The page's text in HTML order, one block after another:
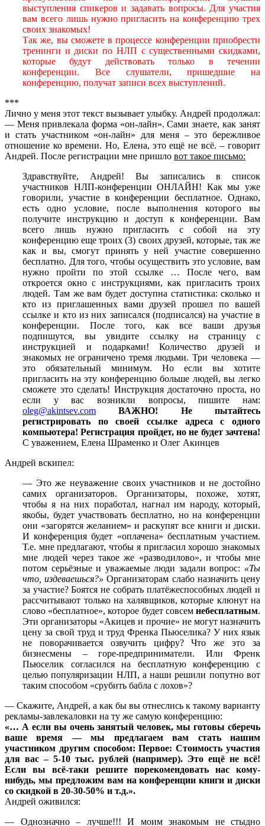
выступления спикеров и задавать вопросы. Для участия
вам всего лишь нужно пригласить на конференцию трех
своих знакомых!
Так же, вы сможете в процессе конференции приобрести
тренинги и диски по НЛП с существенными скидками,
которые будут действовать только в течении
конференции. Все слушатели, пришедшие на
конференцию, получат записи всех выступлений.
***
Лично у меня этот текст вызывает улыбку. Андрей продолжал:
— Меня привлекала форма «он-лайн». Сами знаете, как занят
и стать участником «он-лайн» для меня – это бережливое
отношение ко времени. Но, Елена, это ещё не всё. – говорит
Андрей. После регистрации мне пришло вот такое письмо:
Здравствуйте, Андрей! Вы записались в список
участников НЛП-конференции ОНЛАЙН! Как мы уже
говорили, участие в конференции бесплатное. Однако,
есть одно условие, после выполнения которого вы
получите инструкцию и доступ к конференции. Вам
всего лишь нужно пригласить с собой на эту
конференцию еще троих (3) своих друзей, которые, так же
как и вы, смогут принять у ней участие совершенно
бесплатно. Для того, чтобы осуществить это условие, вам
нужно пройти по этой ссылке … После чего, вам
откроется окно с инструкциями, как пригласить троих
людей. Там же вам будет доступна статистика: сколько и
кто из приглашенных вами друзей прошел по вашей
ссылке и кто из них записался (подписался) на участие в
конференции. После того, как все ваши друзья
подпишутся, вы увидите ссылку на страницу с
инструкцией и подарками! Количество друзей и
знакомых не ограничено тремя людьми. Три человека —
это обязательный минимум. Но если вы хотите
пригласить на эту конференцию больше людей, вы легко
сможете это сделать! Инструкция достаточно проста, но
если у вас возникли вопросы, пишите нам:
oleg@akintsev.com
ВАЖНО! Не пытайтесь
регистрировать по своей ссылке адреса с одного
компьютера! Регистрация пройдет, но не будет зачтена!
С уважением, Елена Шраменко и Олег Акинцев
Андрей вскипел:
— Это же неуважение своих участников и не достойно
самих организаторов. Организаторы, похоже, хотят,
чтобы я на них поработал, нагнал им народу, который,
якобы, будет участвовать бесплатно, но на конференции
они «загорятся желанием» и раскупят все книги и диски.
И конференция будет «оплачена» бесплатным участием.
Т.е. мне предлагают, чтобы я пригласил хорошо знакомых
мне людей через такое же «разводилово», и чтобы мне
потом серьёзные и уважаемые люди задали вопрос: «Ты
что, издеваешься?»Организаторам слабо назначить цену
за участие? Боятся не собрать платёжеспособных людей и
рассчитывают только на халявщиков, которые клюнут на
слово «бесплатное», которое будет совсем небесплатным.
Эти организаторы «Акицев и прочие» не могут назначить
цену за свой труд и труд Френка Пьюселика? У них язык
не поворачивается озвучить цифру? Что же это за
бизнесмены – горе-предприниматели. Или Френк
Пьюселик согласился на бесплатную конференцию с
целью популяризации НЛП, а наши решили попутно вот
таким способом «срубить бабла с лохов»?
— Скажите, Андрей, а как бы вы отнеслись к такому варианту
рекламы-завлекаловки на ту же самую конференцию:
«… А если вы очень занятый человек, мы готовы сберечь
ваше время — мы предлагаем вам стать нашим
участником другим способом: Первое: Стоимость участия
для вас – 5-10 тыс. рублей (например). Это ещё не всё!
Если вы всё-таки решите порекомендовать нас кому-
нибудь, мы предложим вам на конференции книги и диски
со скидкой в 20-30-50% и т.д.».
Андрей оживился:
— Однозначно – лучше!!! И моим знакомым не стыдно